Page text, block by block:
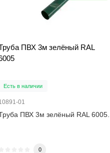
ПВХ 3м зелёный RAL
Есть в наличии
01
ПВХ 3м зелёный RAL 6005..
0